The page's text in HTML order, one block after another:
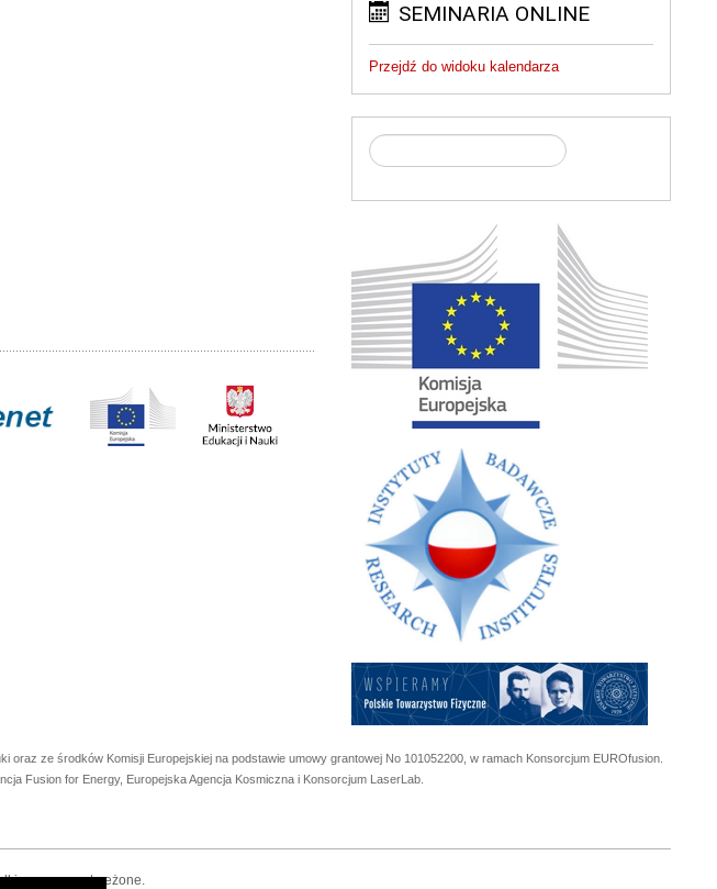
SEMINARIA ONLINE
Przejdź do widoku kalendarza
oraz ze środków Komisji Europejskiej na podstawie umowy grantowej No 101052200, w ramach Konsorcjum EUROfusion.
Fusion for Energy, Europejska Agencja Kosmiczna i Konsorcjum LaserLab.
prawa zastrzeżone.